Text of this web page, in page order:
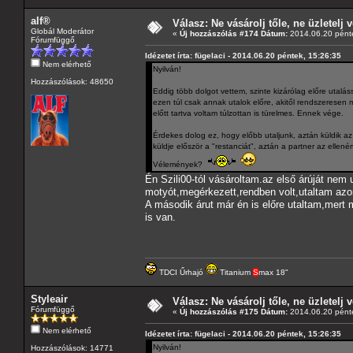
alf®
Globál Moderátor
Fórumfüggő
Nem elérhető
Hozzászólások: 48650
Válasz: Ne vásárolj tőle, ne üzletelj
« Új hozzászólás #174 Dátum: 2014.06.20
Idézetet írta: fügelaci - 2014.06.20 péntek, 15:26:35
Nyilván!
Eddig több dolgot vettem, szinte kizárólag előre
ezen túl csak annak utalok előre, akitől rendszeresen
előtt tartva voltam túlzottan is türelmes. Ennek vége.
Érdekes dolog ez, hogy előbb utaljunk, aztán küldik
küldje először a "restanciát", aztán a partner az
Vélemények?
Én Szili00-tól vásároltam.az első árúját
motyót,megérkezett,rendben volt,utaltam
A második árut már én is előre utaltam,mert
is van.
TDCI Űrhajó Titanium Smax 18"
Styleair
Fórumfüggő
Nem elérhető
Hozzászólások: 14771
Válasz: Ne vásárolj tőle, ne üzletelj
« Új hozzászólás #175 Dátum: 2014.06.20
Idézetet írta: fügelaci - 2014.06.20 péntek, 15:26:35
Nyilván!